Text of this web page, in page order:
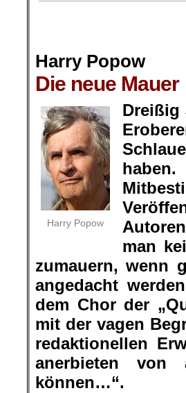
Harry Popow
Die neue Mauer.
Harry Popow
Dreißig
man
zumauern, wenn
angedacht
dem Chor der
mit der vagen
redaktionellen
anerbieten von
können…“.